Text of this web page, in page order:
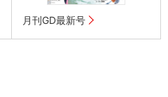
月刊GD最新号